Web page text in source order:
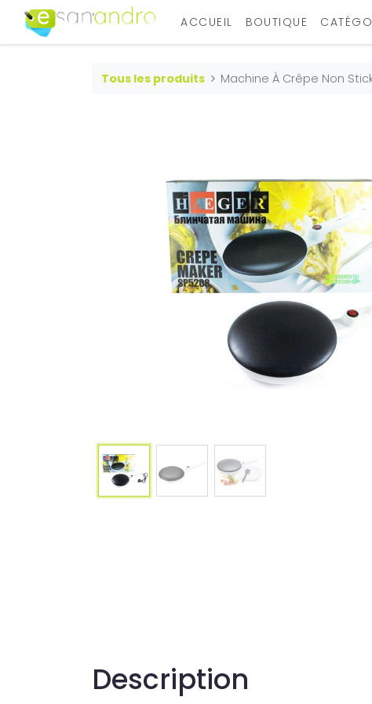
ACCUEIL BOUTIQUE
Tous les produits Machine À Crêpe Non
Description